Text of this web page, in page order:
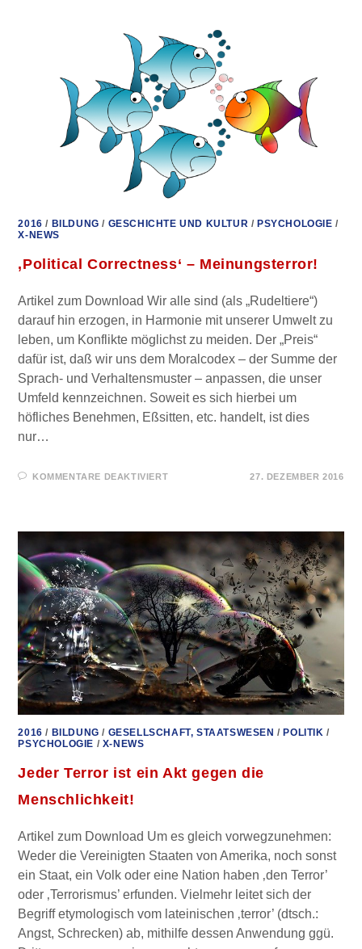
2016 / BILDUNG / GESCHICHTE UND KULTUR / PSYCHOLOGIE /
X-NEWS
‚Political Correctness‘ – Meinungsterror!
Artikel zum Download Wir alle sind (als „Rudeltiere“)
darauf hin erzogen, in Harmonie mit unserer Umwelt zu
leben, um Konflikte möglichst zu meiden. Der „Preis“
dafür ist, daß wir uns dem Moralcodex – der Summe der
Sprach- und Verhaltensmuster – anpassen, die unser
Umfeld kennzeichnen. Soweit es sich hierbei um
höfliches Benehmen, Eßsitten, etc. handelt, ist dies
nur…
KOMMENTARE DEAKTIVIERTFÜR
27. DEZEMBER 2016
2016 / BILDUNG / GESELLSCHAFT, STAATSWESEN /POLITIK /
PSYCHOLOGIE / X-NEWS
Jeder Terror ist ein Akt gegen die
Menschlichkeit!
Artikel zum Download Um es gleich vorwegzunehmen:
Weder die Vereinigten Staaten von Amerika, noch sonst
ein Staat, ein Volk oder eine Nation haben ‚den Terror’
oder ‚Terrorismus’ erfunden. Vielmehr leitet sich der
Begriff etymologisch vom lateinischen ‚terror’ (dtsch.:
Angst, Schrecken) ab, mithilfe dessen Anwendung ggü.